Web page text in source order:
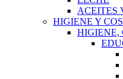
ACEITES
HIGIENE Y
HIGIENE,